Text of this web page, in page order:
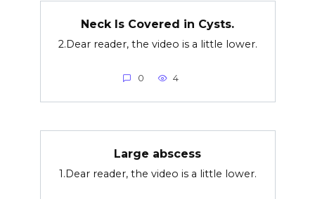
Neck Is Covered in Cysts.
2.Dear reader, the video is a little lower.
0 4
Large abscess
1.Dear reader, the video is a little lower.